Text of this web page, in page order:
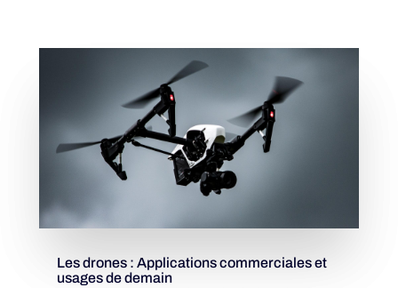
Les drones : Applications commerciales et
usages de demain